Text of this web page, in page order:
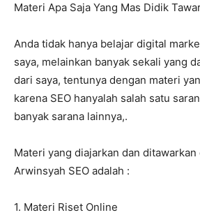
Materi Apa Saja Yang Mas Didik
Anda tidak hanya belajar digital
saya, melainkan banyak sekali yang
dari saya, tentunya dengan materi
karena SEO hanyalah salah satu
banyak sarana lainnya,.
Materi yang diajarkan dan
Arwinsyah SEO adalah :
1. Materi Riset Online